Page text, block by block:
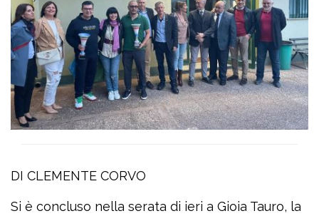
DI CLEMENTE CORVO
Si è concluso nella serata di ieri a Gioia Tauro, la